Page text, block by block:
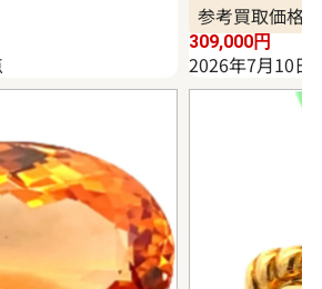
参考買取価格
309,000円
2026年7月10日